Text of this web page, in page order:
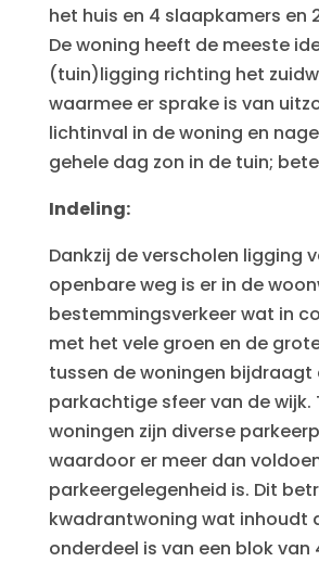
het huis en 4 slaapkamers en
De woning heeft de meeste
(tuin)ligging richting het
waarmee er sprake is van
lichtinval in de woning en
gehele dag zon in de tuin;
Indeling:
Dankzij de verscholen ligging
openbare weg is er in de
bestemmingsverkeer wat in
met het vele groen en de
tussen de woningen bijdraagt
parkachtige sfeer van de wijk.
woningen zijn diverse
waardoor er meer dan
parkeergelegenheid is. Dit
kwadrantwoning wat inhoudt
onderdeel is van een blok van